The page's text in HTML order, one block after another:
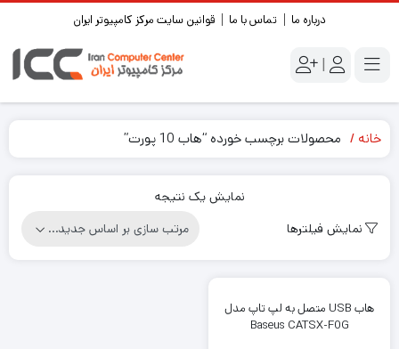
درباره ما تماس با ما قوانین سایت مرکز کامپیوتر ایران
|
خانه محصولات برچسب خورده “هاب 10 پورت”
نمایش یک نتیجه
نمایش فیلترها
هاب USB متصل به لپ تاپ مدل
Baseus CATSX-F0G